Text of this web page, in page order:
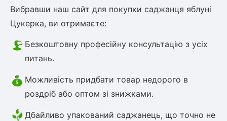
Вибравши наш сайт для покупки саджанця яблуні
Цукерка, ви отримаєте:
Безкоштовну професійну консультацію з усіх
питань.
Можливість придбати товар недорого в
роздріб або оптом зі знижками.
Дбайливо упакований саджанець, що точно не